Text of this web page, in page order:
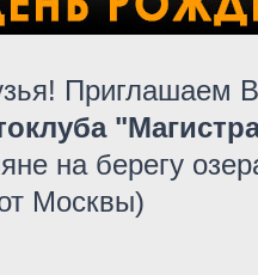
Приглашаем
на берегу
Москвы)